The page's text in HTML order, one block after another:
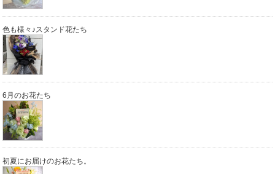
色も様々♪スタンド花たち
6月のお花たち
初夏にお届けのお花たち。